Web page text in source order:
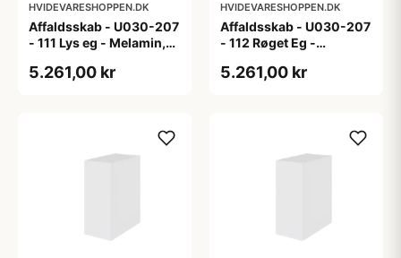
HVIDEVARESHOPPEN.DK
Affaldsskab - U030-207
- 111 Lys eg - Melamin,
5.261,00 kr
HVIDEVARESHOPPEN.DK
Affaldsskab - U030-207
- 112 Røget Eg -
5.261,00 kr